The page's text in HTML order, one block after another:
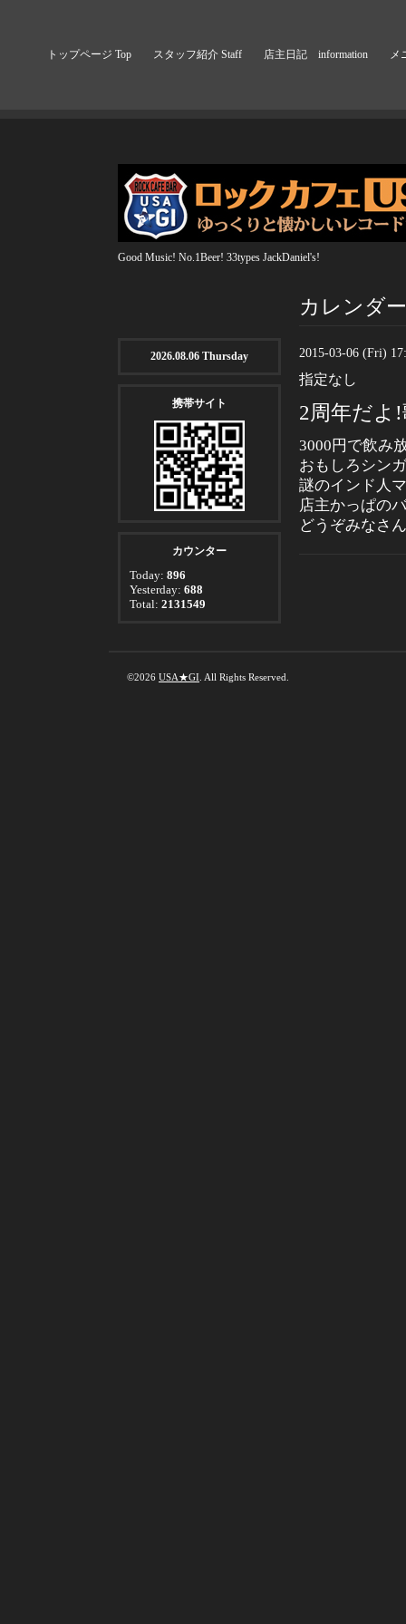
トップページ Top スタッフ紹介 Staff 店主日記 information メ
Good Music! No.1Beer! 33types JackDaniel's!
カレンダ
2015-03-06 (Fri)
指定なし
2周年だよ
3000円で飲み
おもしろシン
謎のインド人
店主かっぱの
どうぞみなさ
2026.08.06 Thursday
携帯サイト
カウンター
Today: 896
Yesterday: 688
Total: 2131549
©2026 USA★GI . All Rights Reserved.